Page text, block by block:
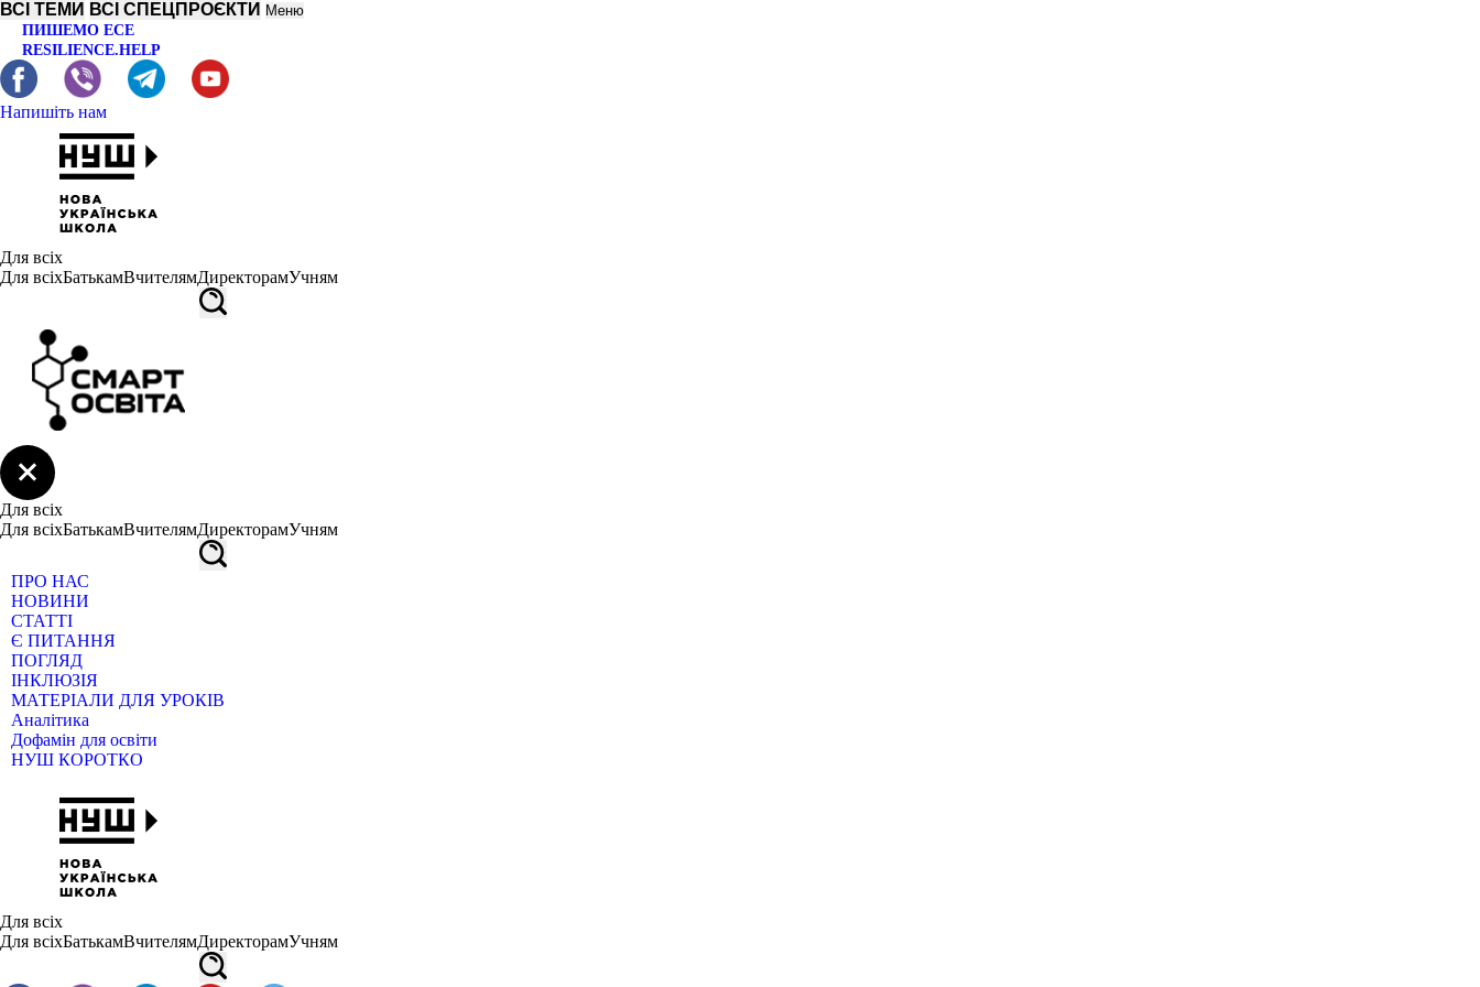
ВСІ ТЕМИ ВСІ СПЕЦПРОЄКТИ Меню
ПИШЕМО ЕСЕ
RESILIENCE.HELP
Напишіть нам
Для всіх
Для всіхБатькамВчителямДиректорамУчням
Для всіх
Для всіхБатькамВчителямДиректорамУчням
ПРО НАС
НОВИНИ
СТАТТІ
Є ПИТАННЯ
ПОГЛЯД
ІНКЛЮЗІЯ
МАТЕРІАЛИ ДЛЯ УРОКІВ
Аналітика
Дофамін для освіти
НУШ КОРОТКО
Для всіх
Для всіхБатькамВчителямДиректорамУчням